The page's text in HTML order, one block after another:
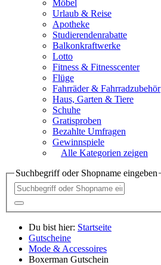
Möbel
Urlaub & Reise
Apotheke
Studierendenrabatte
Balkonkraftwerke
Lotto
Fitness & Fitnesscenter
Flüge
Fahrräder & Fahrradzubehör
Haus, Garten & Tiere
Schuhe
Gratisproben
Bezahlte Umfragen
Gewinnspiele
Alle Kategorien zeigen
Suchbegriff oder Shopname eingeben
Du bist hier: Startseite
Gutscheine
Mode & Accessoires
Boxerman Gutschein